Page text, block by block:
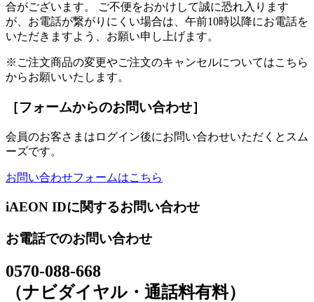
合がございます。 ご不便をおかけして誠に恐れ入ります
が、お電話が繋がりにくい場合は、午前10時以降にお電話を
いただきますよう、お願い申し上げます。
※ご注文商品の変更やご注文のキャンセルについてはこちら
からお願いいたします。
［フォームからのお問い合わせ］
会員のお客さまはログイン後にお問い合わせいただくとスム
ーズです。
お問い合わせフォームはこちら
iAEON IDに関するお問い合わせ
お電話でのお問い合わせ
0570-088-668
（ナビダイヤル・通話料有料）